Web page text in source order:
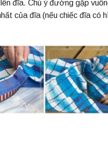
đĩa. Chú ý đường gập
của đĩa (nếu chiếc đĩa có